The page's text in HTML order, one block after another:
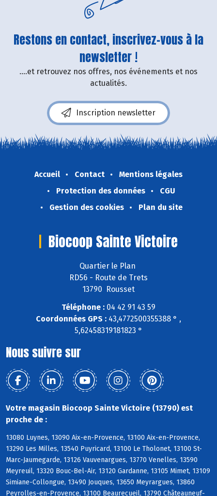
Restons en contact, inscrivez-vous à la
newsletter !
....et retrouvez nos offres, nos événements et nos
actualités.
Inscription newsletter
Accueil Contact
Mentions légales
Protection des données
CGU
Gestion des cookies
Plan du site
Biocoop Sainte Victoire
Quartier le Plan
RD56 - Route de Trets
13790 Rousset
Téléphone : 04 42 91 43 59
Coordonnées GPS : 43,4772500355388 ° ,
5,62458319181823 °
Nous suivre sur
Votre magasin Biocoop Sainte Victoire (13790) est
proche de :
13080 Luynes, 13090 Aix-en-Provence, 13100 Aix-en-Provence,
13290 Les Milles, 13540 Puyricard, 13100 Le Tholonet, 13100 St-
Marc-Jaumegarde, 13126 Vauvenargues, 13770 Venelles, 13590
Meyreuil, 13320 Bouc-Bel-Air, 13120 Gardanne, 13105 Mimet, 13109
Simiane-Collongue, 13490 Jouques, 13650 Meyrargues, 13860
Peyrolles-en-Provence, 13100 Beaurecueil, 13790 Châteauneuf-